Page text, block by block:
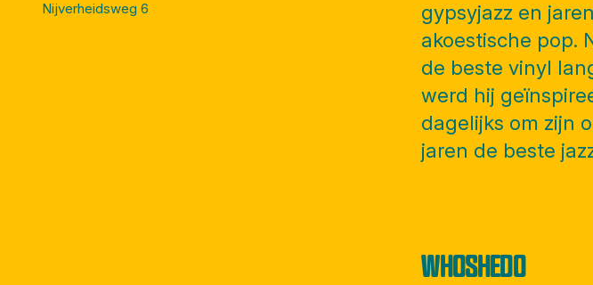
Nijverheidsweg 6
gypsyjazz en
akoestische pop.
de beste vinyl
werd hij
dagelijks om zijn
jaren de beste
WHOSHEDO